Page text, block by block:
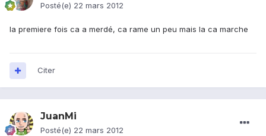
Posté(e) 22 mars 2012
la premiere fois ca a merdé, ca rame un peu mais la ca marche
Citer
JuanMi
Posté(e) 22 mars 2012